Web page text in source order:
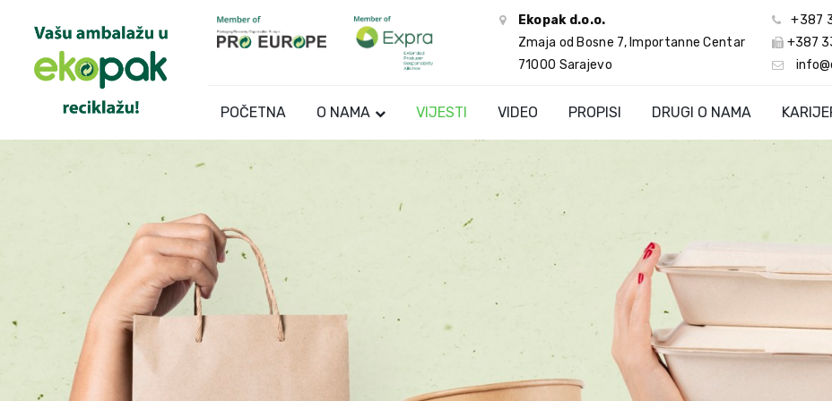
Ekopak d.o.o.
Zmaja od Bosne 7, Importanne Centar
71000 Sarajevo
+387
+387
POČETNA O NAMA VIJESTI VIDEO PROPISI DRUGI O NAMA